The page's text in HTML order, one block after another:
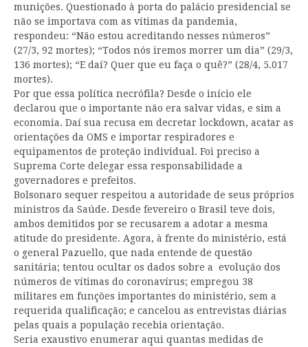
munições. Questionado à porta do palácio presidencial se
não se importava com as vítimas da pandemia,
respondeu: “Não estou acreditando nesses números”
(27/3, 92 mortes); “Todos nós iremos morrer um dia” (29/3,
136 mortes); “E daí? Quer que eu faça o quê?” (28/4, 5.017
mortes).
Por que essa política necrófila? Desde o início ele
declarou que o importante não era salvar vidas, e sim a
economia. Daí sua recusa em decretar lockdown, acatar as
orientações da OMS e importar respiradores e
equipamentos de proteção individual. Foi preciso a
Suprema Corte delegar essa responsabilidade a
governadores e prefeitos.
Bolsonaro sequer respeitou a autoridade de seus próprios
ministros da Saúde. Desde fevereiro o Brasil teve dois,
ambos demitidos por se recusarem a adotar a mesma
atitude do presidente. Agora, à frente do ministério, está
o general Pazuello, que nada entende de questão
sanitária; tentou ocultar os dados sobre a evolução dos
números de vítimas do coronavírus; empregou 38
militares em funções importantes do ministério, sem a
requerida qualificação; e cancelou as entrevistas diárias
pelas quais a população recebia orientação.
Seria exaustivo enumerar aqui quantas medidas de